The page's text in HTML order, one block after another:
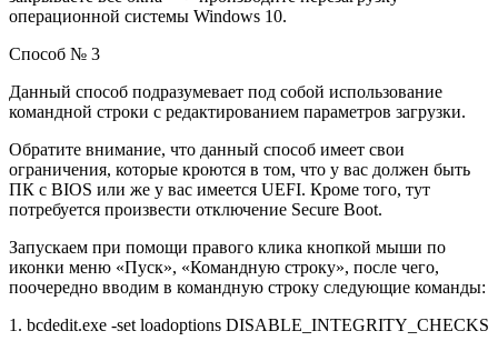
операционной системы Windows 10.
Способ № 3
Данный способ подразумевает под собой использование
командной строки с редактированием параметров загрузки.
Обратите внимание, что данный способ имеет свои
ограничения, которые кроются в том, что у вас должен быть
ПК с BIOS или же у вас имеется UEFI. Кроме того, тут
потребуется произвести отключение Secure Boot.
Запускаем при помощи правого клика кнопкой мыши по
иконки меню «Пуск», «Командную строку», после чего,
поочередно вводим в командную строку следующие команды:
1. bcdedit.exe -set loadoptions DISABLE_INTEGRITY_CHECKS